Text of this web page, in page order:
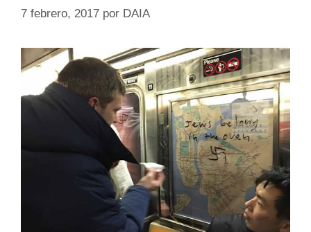
7 febrero, 2017 por DAIA